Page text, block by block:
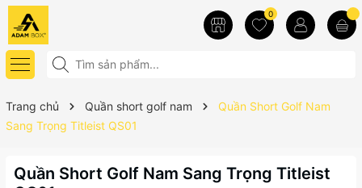
0
Trang chủ Quần short golf nam
Quần Short Golf Nam
Sang Trọng Titleist QS01
Quần Short Golf Nam Sang Trọng Titleist